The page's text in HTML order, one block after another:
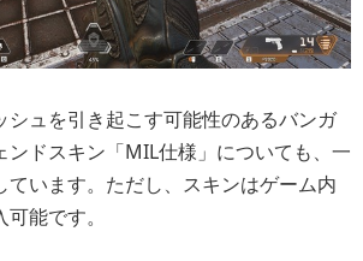
シュを引き起こす可能性のあるバンガ
ンドスキン「MIL仕様」についても、一
ています。ただし、スキンはゲーム内
能です。